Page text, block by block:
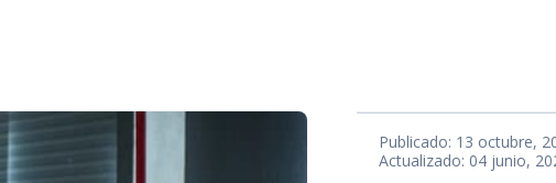
Publicado: 13 octubre,
Actualizado: 04 junio,